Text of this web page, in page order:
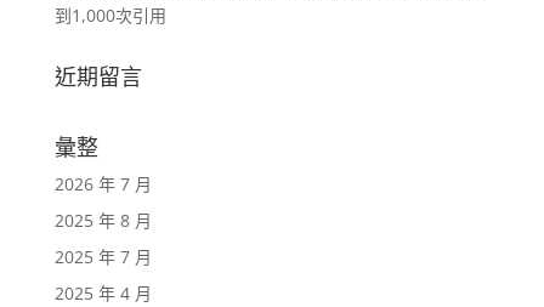
到1,000次引用
近期留言
彙整
2026 年 7 月
2025 年 8 月
2025 年 7 月
2025 年 4 月